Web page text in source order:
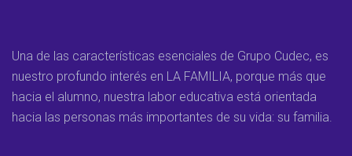
Una de las características esenciales de Grupo Cudec, es
nuestro profundo interés en LA FAMILIA, porque más que
hacia el alumno, nuestra labor educativa está orientada
hacia las personas más importantes de su vida: su familia.